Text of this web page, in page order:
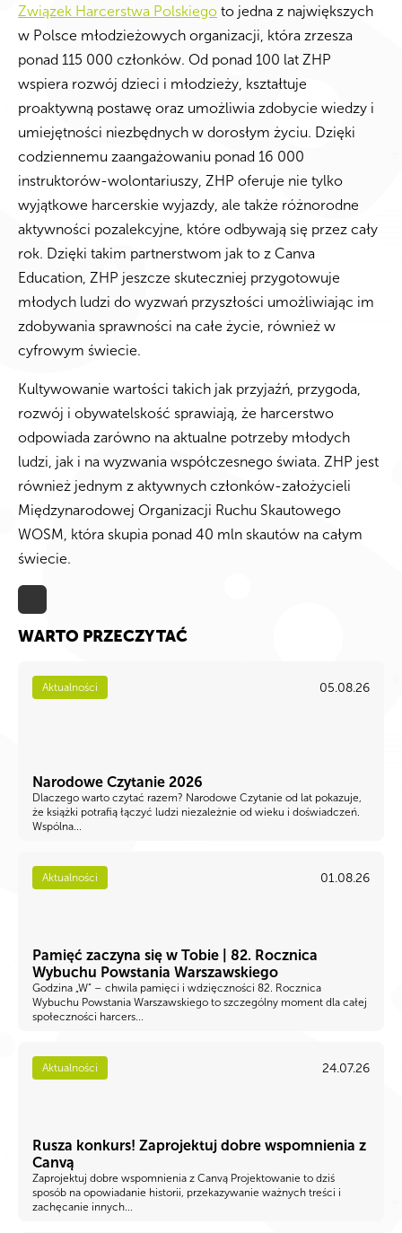
Związek Harcerstwa Polskiego to jedna z największych
w Polsce młodzieżowych organizacji, która zrzesza
ponad 115 000 członków. Od ponad 100 lat ZHP
wspiera rozwój dzieci i młodzieży, kształtuje
proaktywną postawę oraz umożliwia zdobycie wiedzy i
umiejętności niezbędnych w dorosłym życiu. Dzięki
codziennemu zaangażowaniu ponad 16 000
instruktorów-wolontariuszy, ZHP oferuje nie tylko
wyjątkowe harcerskie wyjazdy, ale także różnorodne
aktywności pozalekcyjne, które odbywają się przez cały
rok. Dzięki takim partnerstwom jak to z Canva
Education, ZHP jeszcze skuteczniej przygotowuje
młodych ludzi do wyzwań przyszłości umożliwiając im
zdobywania sprawności na całe życie, również w
cyfrowym świecie.
Kultywowanie wartości takich jak przyjaźń, przygoda,
rozwój i obywatelskość sprawiają, że harcerstwo
odpowiada zarówno na aktualne potrzeby młodych
ludzi, jak i na wyzwania współczesnego świata. ZHP jest
również jednym z aktywnych członków-założycieli
Międzynarodowej Organizacji Ruchu Skautowego
WOSM, która skupia ponad 40 mln skautów na całym
świecie.
WARTO PRZECZYTAĆ
Aktualności 05.08.26
Narodowe Czytanie 2026
Dlaczego warto czytać razem? Narodowe Czytanie od lat pokazuje,
że książki potrafią łączyć ludzi niezależnie od wieku i doświadczeń.
Wspólna...
Aktualności 01.08.26
Pamięć zaczyna się w Tobie | 82. Rocznica
Wybuchu Powstania Warszawskiego
Godzina „W” – chwila pamięci i wdzięczności 82. Rocznica
Wybuchu Powstania Warszawskiego to szczególny moment dla całej
społeczności harcers...
Aktualności 24.07.26
Rusza konkurs! Zaprojektuj dobre wspomnienia z
Canvą
Zaprojektuj dobre wspomnienia z Canvą Projektowanie to dziś
sposób na opowiadanie historii, przekazywanie ważnych treści i
zachęcanie innych...